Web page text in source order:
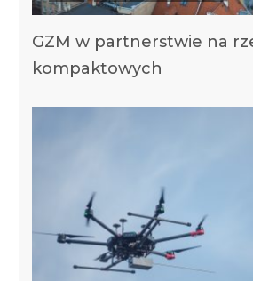
GZM w partnerstwie na
kompaktowych